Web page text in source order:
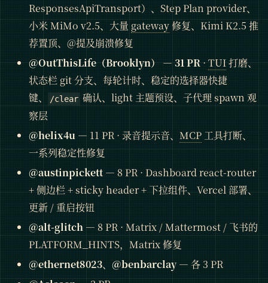
ResponsesApiTransport）、Step Plan provider、
小米 MiMo v2.5、大量 gateway修复、Kimi K2.5 推
荐置顶、@提及崩溃修复
@OutThisLife（Brooklyn）—31 PR·TUI打磨、
状态栏 git 分支、每轮计时、稳定的选择器快捷
键、
/clear 确认、light 主题预设、子代理 spawn 观
察层
@helix4u — 11 PR · 录音提示音、 MCP 工具打断、
一系列稳定性修复
@austinpickett — 8 PR · Dashboard react-router
+ 侧边栏 + sticky header + 下拉组件、Vercel 部署、
更新 / 重启按钮
@alt-glitch — 8 PR · Matrix / Mattermost / 飞书的
PLATFORM_HINTS，Matrix 修复
@ethernet8023、 @benbarclay— 各 3 PR